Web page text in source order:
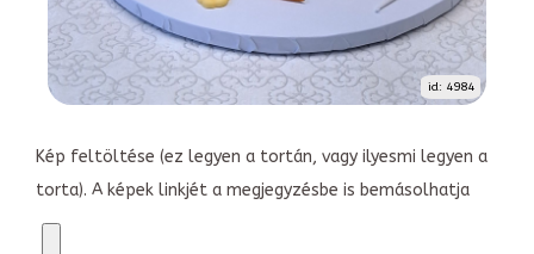
id: 4984
Kép feltöltése (ez legyen a tortán, vagy ilyesmi legyen a
torta). A képek linkjét a megjegyzésbe is bemásolhatja